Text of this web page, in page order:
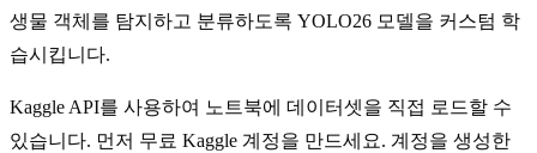
생물 객체를 탐지하고 분류하도록 YOLO26 모델을 커스텀 학
습시킵니다.
Kaggle API를 사용하여 노트북에 데이터셋을 직접 로드할 수
있습니다. 먼저 무료 Kaggle 계정을 만드세요. 계정을 생성한